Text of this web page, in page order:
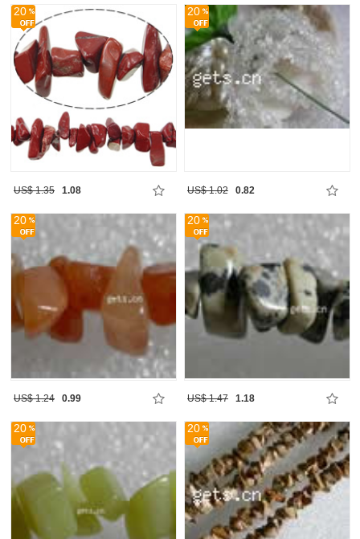
20
US$ 1.35 1.08
20
US$ 1.02 0.82
20
US$ 1.24 0.99
20
US$ 1.47 1.18
20 20